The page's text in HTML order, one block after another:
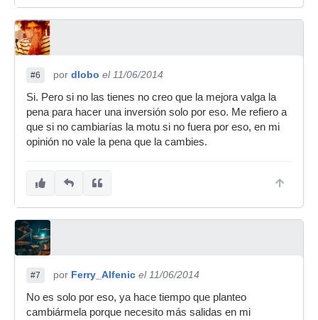
#6 por dlobo el 11/06/2014
Si. Pero si no las tienes no creo que la mejora valga la
pena para hacer una inversión solo por eso. Me refiero a
que si no cambiarías la motu si no fuera por eso, en mi
opinión no vale la pena que la cambies.
#7 por Ferry_Alfenic el 11/06/2014
No es solo por eso, ya hace tiempo que planteo
cambiármela porque necesito más salidas en mi